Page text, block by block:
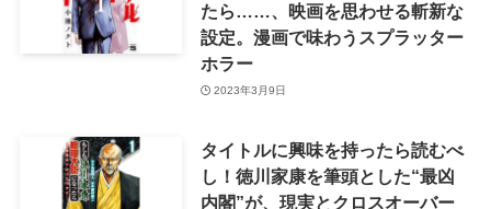
たら……、映画を思わせる斬新な
設定。漫画で味わうスプラッター
ホラー
2023年3月9日
タイトルに興味を持ったら読むべ
し！徳川家康を筆頭とした“最凶
内閣”が、現実とクロスオーバー